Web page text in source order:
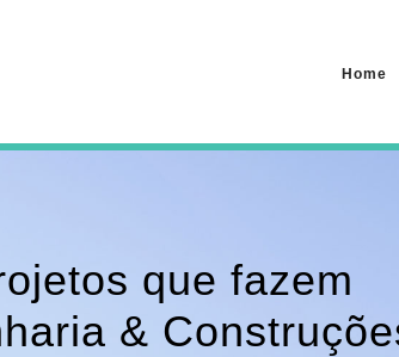
que fazem
&
Home